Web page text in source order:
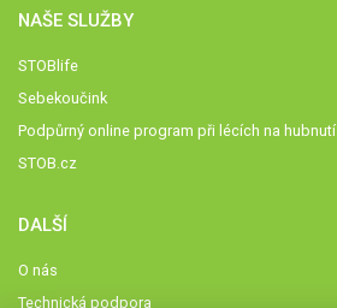
NAŠE SLUŽBY
STOBlife
Sebekoučink
Podpůrný online program při lécích na hubnutí
STOB.cz
DALŠÍ
O nás
Technická podpora